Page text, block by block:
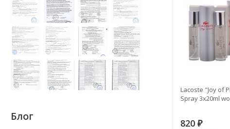
Lacoste "Joy of
Spray 3х20ml
820 ₽
Блог